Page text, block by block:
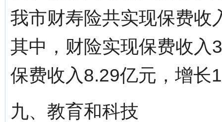
我市财寿险共实现保费收
其中，财险实现保费收入
保费收入8.29亿元，增长
九、教育和科技